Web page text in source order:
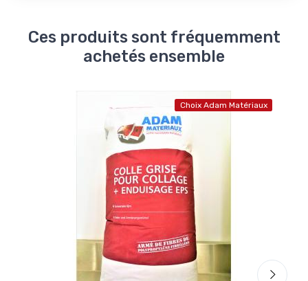
Ces produits sont fréquemment
achetés ensemble
Choix Adam Matériaux